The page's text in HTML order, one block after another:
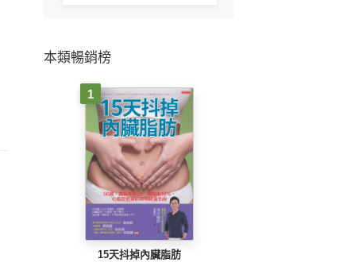
本類暢銷榜
1
15天抖掉內臟脂肪